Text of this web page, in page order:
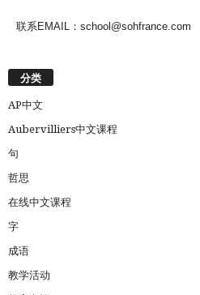
联系EMAIL：school@sohfrance.com
分类
AP中文
Aubervilliers中文课程
句
哲思
在线中文课程
字
成语
教学活动